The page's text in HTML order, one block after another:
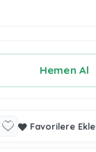
Favorilere Ekle